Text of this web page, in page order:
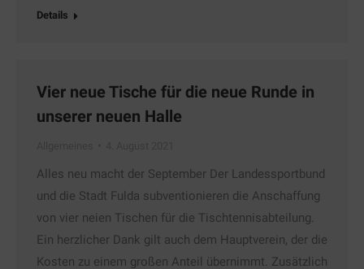
Details
Vier neue Tische für die neue Runde in
unserer neuen Halle
Alles neu macht der September Der Landessportbund
und die Stadt Fulda subventionieren die Anschaffung
von vier neien Tischen für die Tischtennisabteilung.
Ein herzlicher Dank gilt auch dem Hauptverein, der die
Kosten zu einem großen Anteil übernimmt. Zusätzlich